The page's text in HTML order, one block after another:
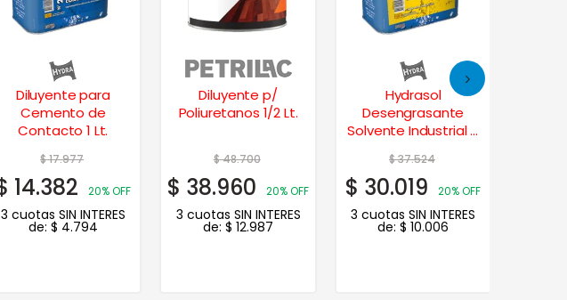
Diluyente para
Cemento de
Contacto 1 Lt.
$17.977
14.382 20% OFF
3 cuotas SIN INTERES
de: $4.794
Diluyente p/
Poliuretanos 1/2 Lt.
$48.700
$ 38.960 20% OFF
3 cuotas SIN INTERES
de: $12.987
Hydrasol
Desengrasante
Solvente Industrial 4
$37.524
$ 30.019 20% OFF
3 cuotas SIN INTERES
de: $10.006